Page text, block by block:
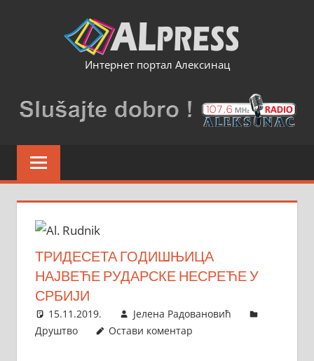
Интернет портал Алексинац
ТРИДЕСЕТА ГОДИШЊИЦА
НАЈВЕЋЕ РУДАРСКЕ НЕСРЕЋЕ У
СРБИЈИ
15.11.2019.
Јелена Радовановић
Друштво
Остави коментар